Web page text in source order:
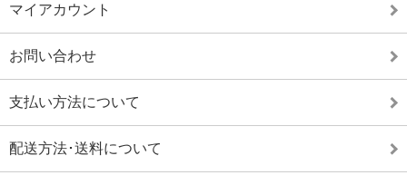
マイアカウント
お問い合わせ
支払い方法について
配送方法･送料について